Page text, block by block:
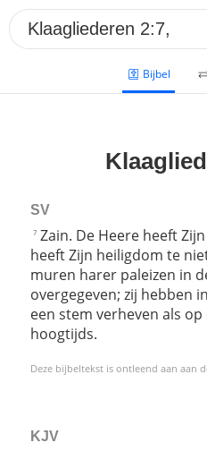
Bijbel
SV
7 Zain. De Heere heeft
heeft Zijn heiligdom te
muren harer paleizen in
overgegeven; zij hebben
een stem verheven als
hoogtijds.
Deze bijbeltekst is ontleend aan aan
KJV